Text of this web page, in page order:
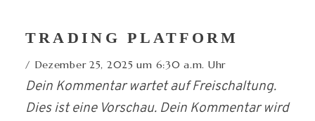
TRADING PLATFORM
Dezember 25, 2025 um 6:30 a.m. Uhr
Dein Kommentar wartet auf Freischaltung.
Dies ist eine Vorschau. Dein Kommentar wird